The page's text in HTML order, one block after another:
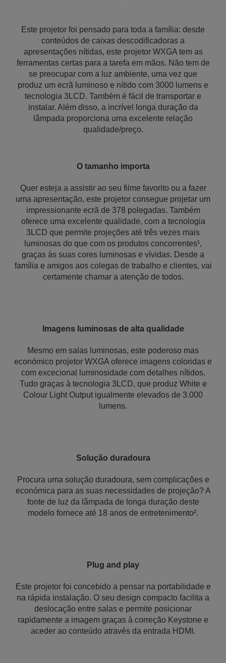
Este projetor foi pensado para toda a família: desde
conteúdos de caixas descodificadoras a
apresentações nítidas, este projetor WXGA tem as
ferramentas certas para a tarefa em mãos. Não tem de
se preocupar com a luz ambiente, uma vez que
produz um ecrã luminoso e nítido com 3000 lumens e
tecnologia 3LCD. Também é fácil de transportar e
instalar. Além disso, a incrível longa duração da
lâmpada proporciona uma excelente relação
qualidade/preço.
O tamanho importa
Quer esteja a assistir ao seu filme favorito ou a fazer
uma apresentação, este projetor consegue projetar um
impressionante ecrã de 378 polegadas. Também
oferece uma excelente qualidade, com a tecnologia
3LCD que permite projeções até três vezes mais
luminosas do que com os produtos concorrentes¹,
graças às suas cores luminosas e vívidas. Desde a
família e amigos aos colegas de trabalho e clientes, vai
certamente chamar a atenção de todos.
Imagens luminosas de alta qualidade
Mesmo em salas luminosas, este poderoso mas
económico projetor WXGA oferece imagens coloridas e
com excecional luminosidade com detalhes nítidos.
Tudo graças à tecnologia 3LCD, que produz White e
Colour Light Output igualmente elevados de 3.000
lumens.
Solução duradoura
Procura uma solução duradoura, sem complicações e
económica para as suas necessidades de projeção? A
fonte de luz da lâmpada de longa duração deste
modelo fornece até 18 anos de entretenimento².
Plug and play
Este projetor foi concebido a pensar na portabilidade e
na rápida instalação. O seu design compacto facilita a
deslocação entre salas e permite posicionar
rapidamente a imagem graças à correção Keystone e
aceder ao conteúdo através da entrada HDMI.